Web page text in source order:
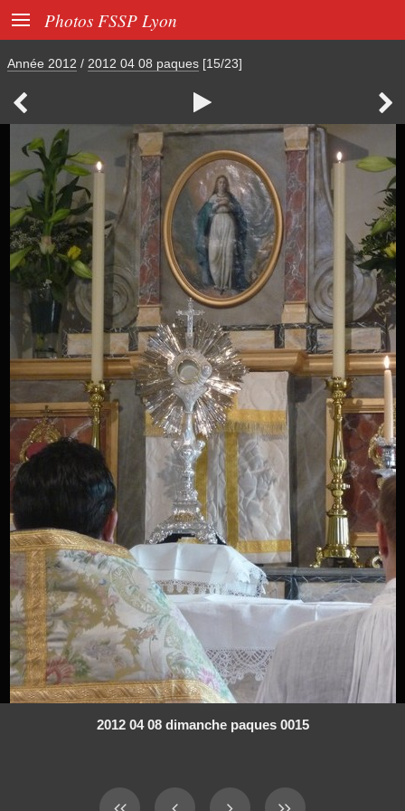
 Photos FSSP Lyon
Année 2012 / 2012 04 08 paques [15/23]
  
2012 04 08 dimanche paques 0015